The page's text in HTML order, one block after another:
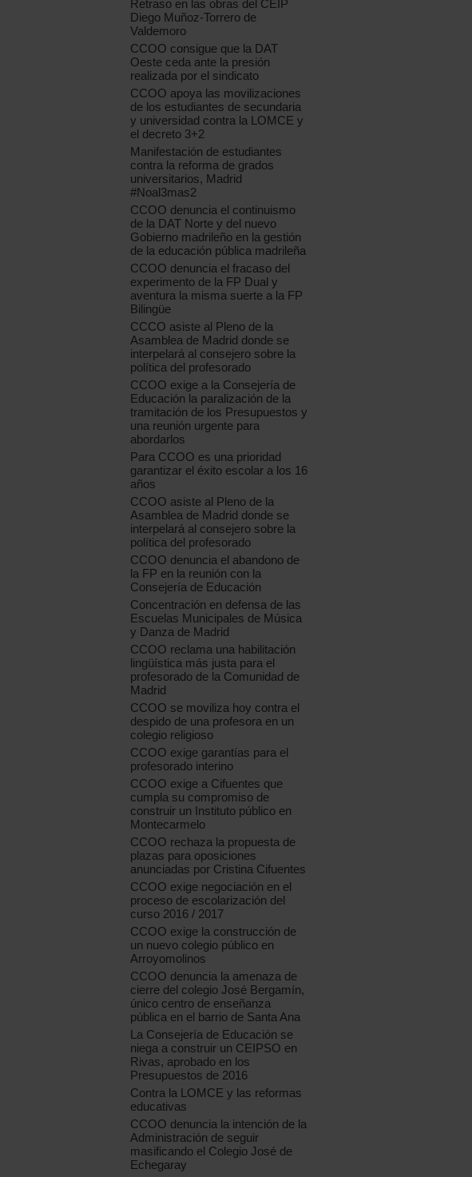
Retraso en las obras del CEIP
Diego Muñoz-Torrero de
Valdemoro
CCOO consigue que la DAT
Oeste ceda ante la presión
realizada por el sindicato
CCOO apoya las movilizaciones
de los estudiantes de secundaria
y universidad contra la LOMCE y
el decreto 3+2
Manifestación de estudiantes
contra la reforma de grados
universitarios, Madrid
#Noal3mas2
CCOO denuncia el continuismo
de la DAT Norte y del nuevo
Gobierno madrileño en la gestión
de la educación pública madrileña
CCOO denuncia el fracaso del
experimento de la FP Dual y
aventura la misma suerte a la FP
Bilingüe
CCCO asiste al Pleno de la
Asamblea de Madrid donde se
interpelará al consejero sobre la
política del profesorado
CCOO exige a la Consejería de
Educación la paralización de la
tramitación de los Presupuestos y
una reunión urgente para
abordarlos
Para CCOO es una prioridad
garantizar el éxito escolar a los 16
años
CCOO asiste al Pleno de la
Asamblea de Madrid donde se
interpelará al consejero sobre la
política del profesorado
CCOO denuncia el abandono de
la FP en la reunión con la
Consejería de Educación
Concentración en defensa de las
Escuelas Municipales de Música
y Danza de Madrid
CCOO reclama una habilitación
lingüística más justa para el
profesorado de la Comunidad de
Madrid
CCOO se moviliza hoy contra el
despido de una profesora en un
colegio religioso
CCOO exige garantías para el
profesorado interino
CCOO exige a Cifuentes que
cumpla su compromiso de
construir un Instituto público en
Montecarmelo
CCOO rechaza la propuesta de
plazas para oposiciones
anunciadas por Cristina Cifuentes
CCOO exige negociación en el
proceso de escolarización del
curso 2016 / 2017
CCOO exige la construcción de
un nuevo colegio público en
Arroyomolinos
CCOO denuncia la amenaza de
cierre del colegio José Bergamín,
único centro de enseñanza
pública en el barrio de Santa Ana
La Consejería de Educación se
niega a construir un CEIPSO en
Rivas, aprobado en los
Presupuestos de 2016
Contra la LOMCE y las reformas
educativas
CCOO denuncia la intención de la
Administración de seguir
masificando el Colegio José de
Echegaray